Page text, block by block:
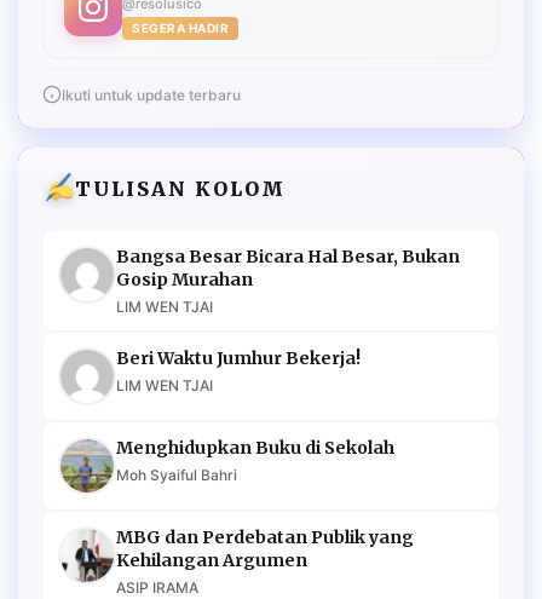
@resolusico
SEGERA HADIR
Ikuti untuk update terbaru
TULISAN KOLOM
Bangsa Besar Bicara Hal Besar, Bukan
Gosip Murahan
LIM WEN TJAI
Beri Waktu Jumhur Bekerja!
LIM WEN TJAI
Menghidupkan Buku di Sekolah
Moh Syaiful Bahri
MBG dan Perdebatan Publik yang
Kehilangan Argumen
ASIP IRAMA